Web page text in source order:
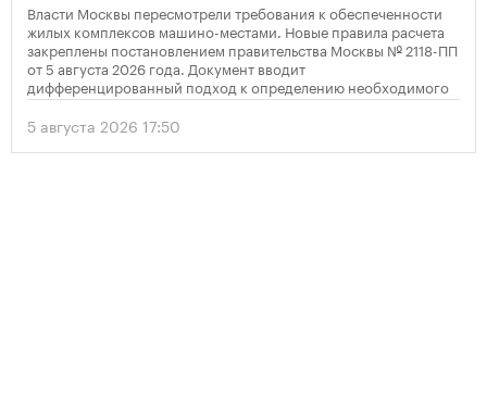
Власти Москвы пересмотрели требования к обеспеченности
жилых комплексов машино-местами. Новые правила расчета
закреплены постановлением правительства Москвы № 2118-ПП
от 5 августа 2026 года. Документ вводит
дифференцированный подход к определению необходимого
количества парковок в зависимости от площади квартир и
устанавливает переходный период для уже согласованных
проектов.
5 августа 2026 17:50